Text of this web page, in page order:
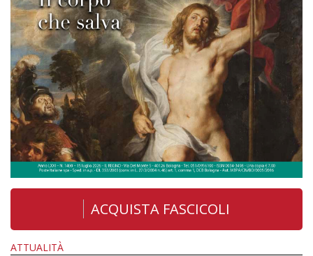
ACQUISTA FASCICOLI
ATTUALITÀ